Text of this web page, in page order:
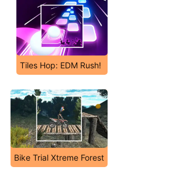
Tiles Hop: EDM Rush!
Bike Trial Xtreme Forest